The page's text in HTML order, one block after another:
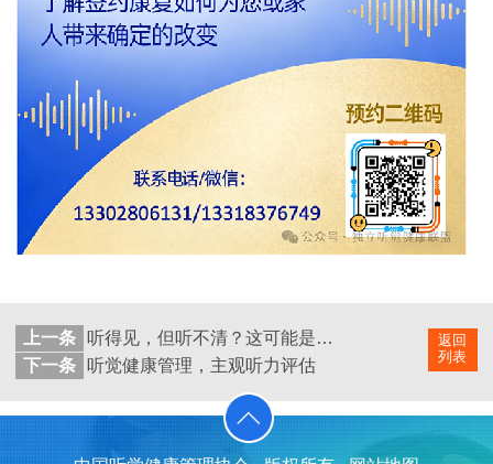
返回
列表
上一条
听得见，但听不清？这可能是你的听力在“求救”
下一条
听觉健康管理，主观听力评估